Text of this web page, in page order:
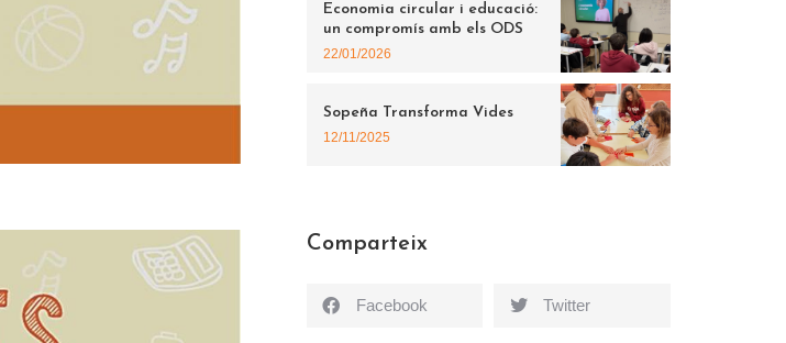
Economia circular i educació:
un compromís amb els ODS
22/01/2026
Sopeña Transforma Vides
12/11/2025
Comparteix
Facebook Twitter